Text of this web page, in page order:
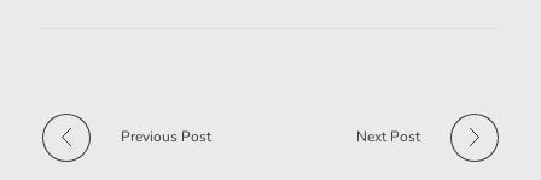
Previous Post Next Post